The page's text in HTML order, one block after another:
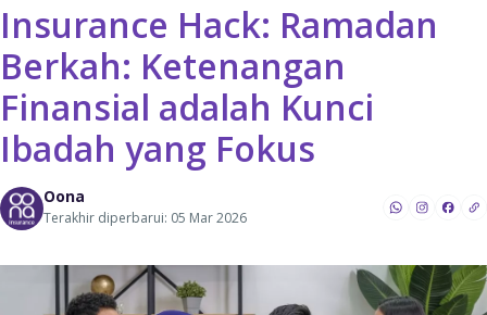
Insurance Hack: Ramadan
Berkah: Ketenangan
Finansial adalah Kunci
Ibadah yang Fokus
Oona
Terakhir diperbarui: 05 Mar 2026